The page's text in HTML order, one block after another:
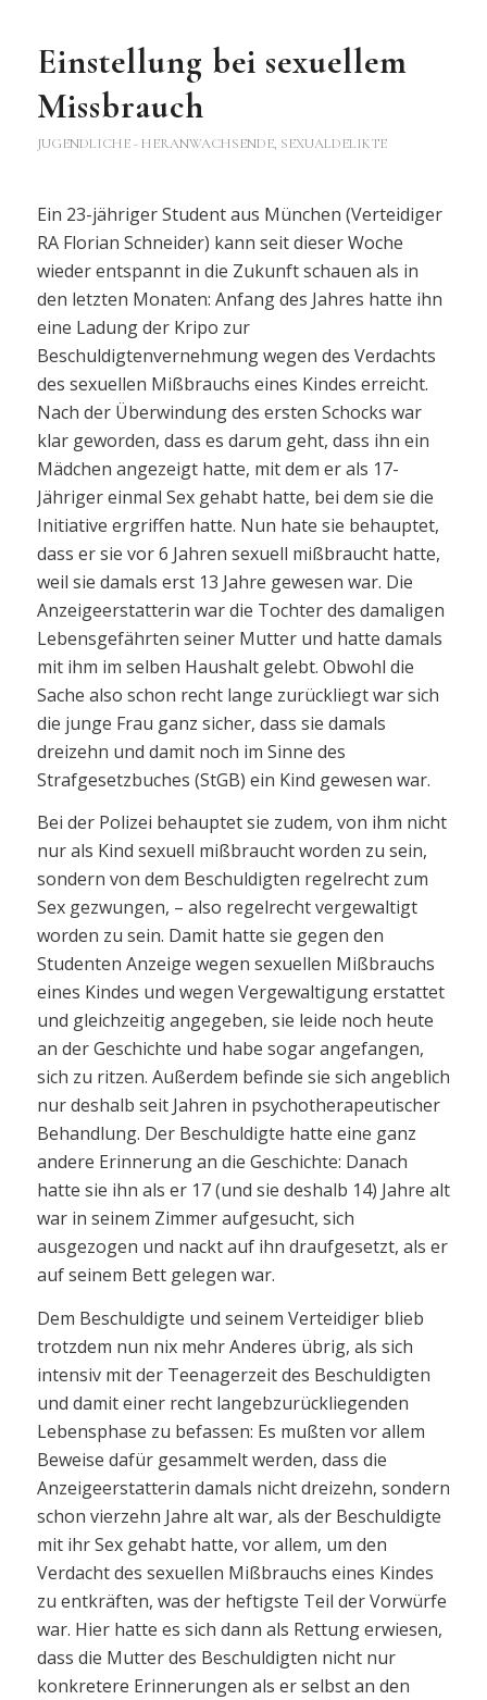
Einstellung bei sexuellem
Missbrauch
JUGENDLICHE - HERANWACHSENDE, SEXUALDELIKTE
Ein 23-jähriger Student aus München (Verteidiger
RA Florian Schneider) kann seit dieser Woche
wieder entspannt in die Zukunft schauen als in
den letzten Monaten: Anfang des Jahres hatte ihn
eine Ladung der Kripo zur
Beschuldigtenvernehmung wegen des Verdachts
des sexuellen Mißbrauchs eines Kindes erreicht.
Nach der Überwindung des ersten Schocks war
klar geworden, dass es darum geht, dass ihn ein
Mädchen angezeigt hatte, mit dem er als 17-
Jähriger einmal Sex gehabt hatte, bei dem sie die
Initiative ergriffen hatte. Nun hate sie behauptet,
dass er sie vor 6 Jahren sexuell mißbraucht hatte,
weil sie damals erst 13 Jahre gewesen war. Die
Anzeigeerstatterin war die Tochter des damaligen
Lebensgefährten seiner Mutter und hatte damals
mit ihm im selben Haushalt gelebt. Obwohl die
Sache also schon recht lange zurückliegt war sich
die junge Frau ganz sicher, dass sie damals
dreizehn und damit noch im Sinne des
Strafgesetzbuches (StGB) ein Kind gewesen war.
Bei der Polizei behauptet sie zudem, von ihm nicht
nur als Kind sexuell mißbraucht worden zu sein,
sondern von dem Beschuldigten regelrecht zum
Sex gezwungen, – also regelrecht vergewaltigt
worden zu sein. Damit hatte sie gegen den
Studenten Anzeige wegen sexuellen Mißbrauchs
eines Kindes und wegen Vergewaltigung erstattet
und gleichzeitig angegeben, sie leide noch heute
an der Geschichte und habe sogar angefangen,
sich zu ritzen. Außerdem befinde sie sich angeblich
nur deshalb seit Jahren in psychotherapeutischer
Behandlung. Der Beschuldigte hatte eine ganz
andere Erinnerung an die Geschichte: Danach
hatte sie ihn als er 17 (und sie deshalb 14) Jahre alt
war in seinem Zimmer aufgesucht, sich
ausgezogen und nackt auf ihn draufgesetzt, als er
auf seinem Bett gelegen war.
Dem Beschuldigte und seinem Verteidiger blieb
trotzdem nun nix mehr Anderes übrig, als sich
intensiv mit der Teenagerzeit des Beschuldigten
und damit einer recht langebzurückliegenden
Lebensphase zu befassen: Es mußten vor allem
Beweise dafür gesammelt werden, dass die
Anzeigeerstatterin damals nicht dreizehn, sondern
schon vierzehn Jahre alt war, als der Beschuldigte
mit ihr Sex gehabt hatte, vor allem, um den
Verdacht des sexuellen Mißbrauchs eines Kindes
zu entkräften, was der heftigste Teil der Vorwürfe
war. Hier hatte es sich dann als Rettung erwiesen,
dass die Mutter des Beschuldigten nicht nur
konkretere Erinnerungen als er selbst an den